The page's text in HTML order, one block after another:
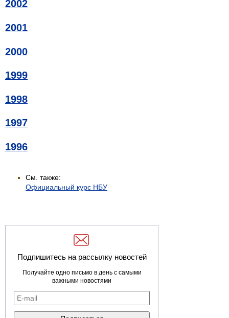
2002
2001
2000
1999
1998
1997
1996
См. также:
Официальный курс НБУ
Подпишитесь на рассылку новостей
Получайте одно письмо в день с самыми
важными новостями